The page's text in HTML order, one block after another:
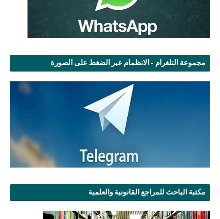
مجموعة التلغرام - الانظمام عبر الضغط على الصورة
مكتبة الباحث للمراجع القانونية والعلمية